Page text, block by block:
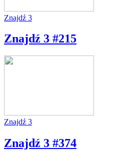
Znajdź 3
Znajdź 3 #215
Znajdź 3
Znajdź 3 #374